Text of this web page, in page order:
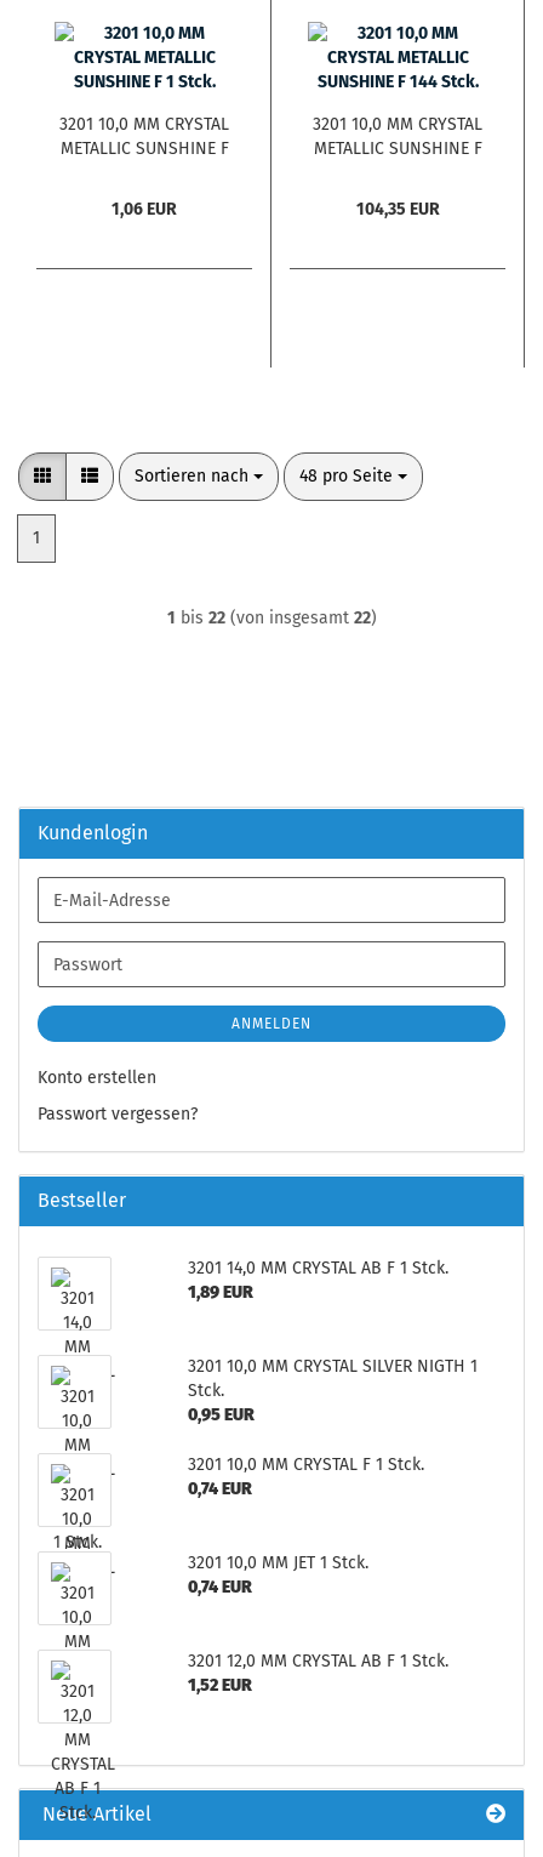
3201 10,0 MM CRYSTAL
METALLIC SUNSHINE F
1,06 EUR
3201 10,0 MM CRYSTAL
METALLIC SUNSHINE F
104,35 EUR
Sortieren nach
Sortieren nach 48 pro Seite
pro Seite
1
1 bis 22(von insgesamt 22)
Kundenlogin
E-
Mail-
Adresse
Passwort
ANMELDEN
Konto erstellen
Passwort vergessen?
Bestseller
3201 14,0 MM CRYSTAL AB F 1 Stck.
1,89 EUR
3201 10,0 MM CRYSTAL SILVER NIGTH 1
Stck.
0,95 EUR
3201 10,0 MM CRYSTAL F 1 Stck.
0,74 EUR
3201 10,0 MM JET 1 Stck.
0,74 EUR
3201 12,0 MM CRYSTAL AB F 1 Stck.
1,52 EUR
Neue Artikel